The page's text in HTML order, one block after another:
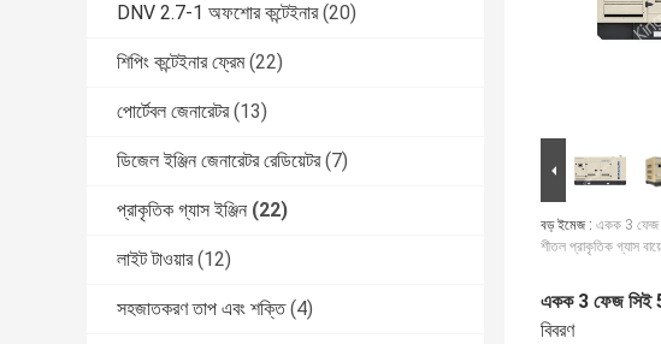
DNV 2.7-1 অফশোর কন্টেইনার (20)
শিপিং কন্টেইনার ফ্রেম (22)
পোর্টেবল জেনারেটর (13)
ডিজেল ইঞ্জিন জেনারেটর রেডিয়েটর (7)
প্রাকৃতিক গ্যাস ইঞ্জিন (22)
লাইট টাওয়ার (12)
সহজাতকরণ তাপ এবং শক্তি (4)
বড় ইমেজ : একক 3
শীতল প্রাকৃতিক গ্যাস
একক 3 ফেজ সিই
বিবরণ